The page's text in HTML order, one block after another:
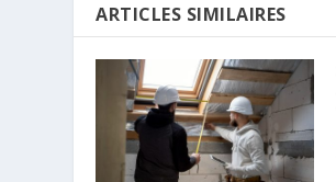
ARTICLES SIMILAIRES